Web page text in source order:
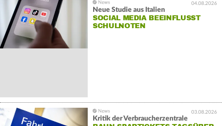
04.08.2026
Neue Studie aus Italien
SOCIAL MEDIA BEEINFLUSST
SCHULNOTEN
03.08.2026
Kritik der Verbraucherzentrale